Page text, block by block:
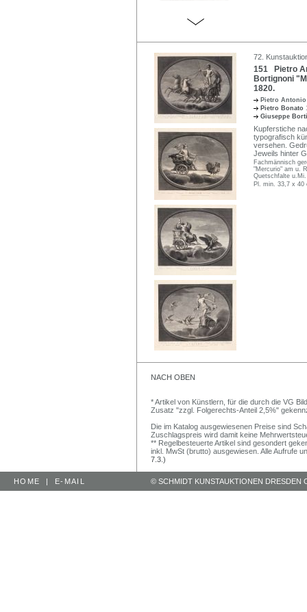
72.
151 Pietro
Bortignoni
1820.
Pietro
Pietro Bonato
Giuseppe
Kupferstiche
typografisch
versehen.
Jeweils hinter
Fachmännisch
"Mercurio" am u.
Quetschfalte
Pl. min. 33,7 x
NACH OBEN
* Artikel von Künstlern, für die durch die VG
Zusatz "zzgl. Folgerechts-Anteil 2,5%"
Die im Katalog ausgewiesenen Preise sind
Zuschlagspreis wird damit keine
** Regelbesteuerte Artikel sind gesondert
inkl. MwSt (brutto) ausgewiesen. Alle Aufrufe
7.3.)
HOME | E-MAIL © SCHMIDT KUNSTAUKTIONEN DRESDEN